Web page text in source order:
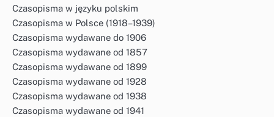
Czasopisma w języku polskim
Czasopisma w Polsce (1918–1939)
Czasopisma wydawane do 1906
Czasopisma wydawane od 1857
Czasopisma wydawane od 1899
Czasopisma wydawane od 1928
Czasopisma wydawane od 1938
Czasopisma wydawane od 1941